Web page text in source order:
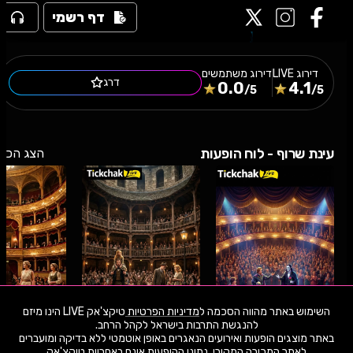
השימוש באתר מהווה הסכמה למדיניות הפרטיות
טיקצ'אק LIVE הינו מיזם
באתר מוצגים הופעות ואירועים הנאגרים באופן אוטמטי ללא בדיקה ומועברים
דף רשמי
דירוג
4.1/5
דירוג משתמשים
0.0/5
דרג
עינת שרוף - לוח הופעות הצג הכל
28.8.26 שבת 28.9.26